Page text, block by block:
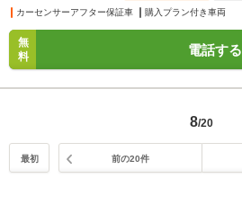
カーセンサーアフター保証車
購入プラン付き車両
無
料
電話する
8/20
最初 前の20件